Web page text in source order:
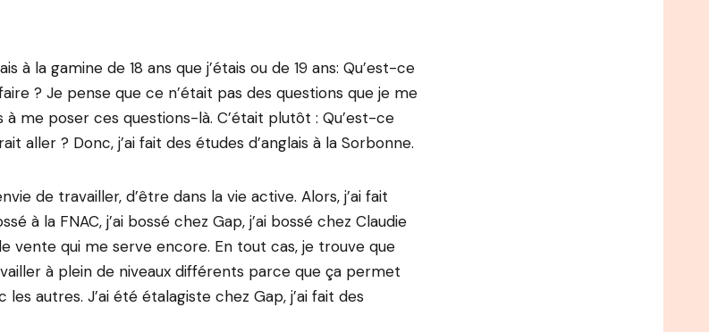
à la gamine de 18 ans que j’étais ou de 19 ans: Qu’est-ce
? Je pense que ce n’était pas des questions que je me
à me poser ces questions-là. C’était plutôt : Qu’est-ce
aller ? Donc, j’ai fait des études d’anglais à la Sorbonne.
de travailler, d’être dans la vie active. Alors, j’ai fait
à la FNAC, j’ai bossé chez Gap, j’ai bossé chez Claudie
vente qui me serve encore. En tout cas, je trouve que
à plein de niveaux différents parce que ça permet
autres. J’ai été étalagiste chez Gap, j’ai fait des